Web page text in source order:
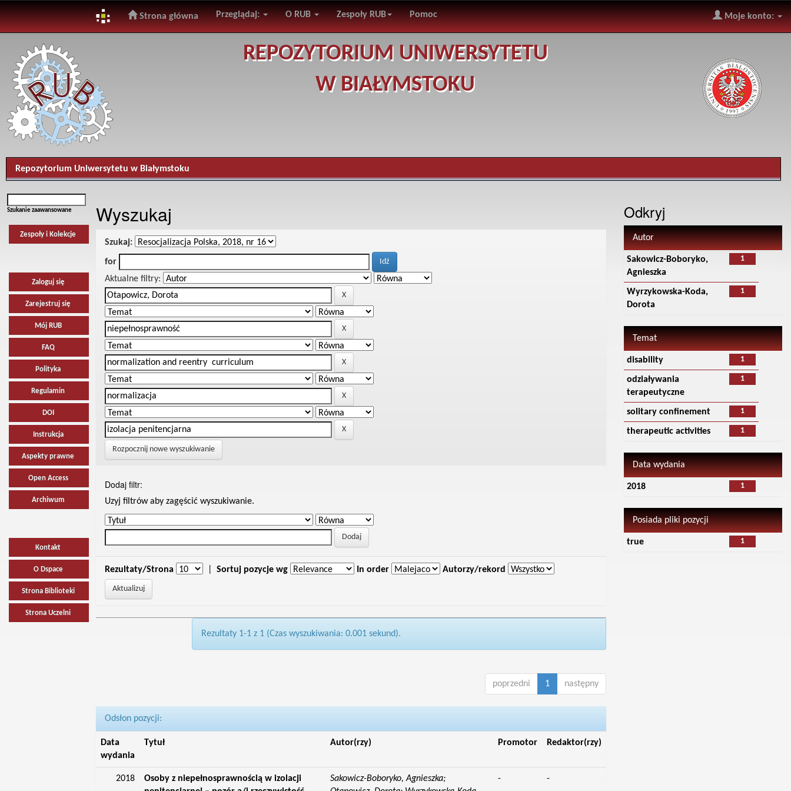
navigation
Strona główna Przeglądaj: O RUB Zespoły RUB Pomoc Moje konto:
REPOZYTORIUM UNIWERSYTETU
W BIAŁYMSTOKU
Repozytorium Uniwersytetu w Białymstoku
Szukanie zaawansowane
Zespoły i Kolekcje
Zaloguj się
Zarejestruj się
Mój RUB
FAQ
Polityka
Regulamin
DOI
Instrukcja
Aspekty prawne
Open Access
Archiwum
Kontakt
O Dspace
Strona Biblioteki
Strona Uczelni
Wyszukaj
Szukaj:
for
Aktualne filtry:
Rozpocznij nowe wyszukiwanie
Dodaj filtr:
Uzyj filtrów aby zagęścić wyszukiwanie.
Rezultaty/Strona Sortuj pozycje wg In order Autorzy/rekord
Rezultaty 1-1 z 1 (Czas wyszukiwania: 0.001 sekund).
poprzedni 1 następny
Odsłon pozycji:
Data
wydania
Tytuł Autor(rzy) Promotor Redaktor(rzy)
2018
Osoby z niepełnosprawnością w izolacji
Sakowicz-Boboryko, Agnieszka;
- -
Odkryj
Autor
1
Sakowicz-Boboryko,
Agnieszka
1
Wyrzykowska-Koda,
Dorota
Temat
1
disability
1
odziaływania
terapeutyczne
1
solitary confinement
1
therapeutic activities
Data wydania
1
2018
Posiada pliki pozycji
1
true